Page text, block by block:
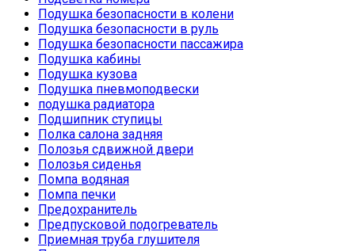
Подушка безопасности в колени
Подушка безопасности в руль
Подушка безопасности пассажира
Подушка кабины
Подушка кузова
Подушка пневмоподвески
подушка радиатора
Подшипник ступицы
Полка салона задняя
Полозья сдвижной двери
Полозья сиденья
Помпа водяная
Помпа печки
Предохранитель
Предпусковой подогреватель
Приемная труба глушителя